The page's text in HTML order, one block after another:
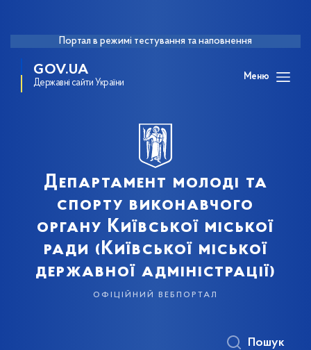
Портал в режимі тестування та наповнення
GOV.UA
Державні сайти України
Меню
Департамент молоді та
спорту виконавчого
органу Київської міської
ради (Київської міської
державної адміністрації)
офіційний вебпортал
Пошук